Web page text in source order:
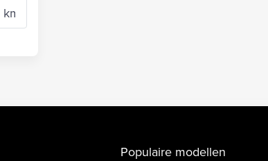
Populaire modellen